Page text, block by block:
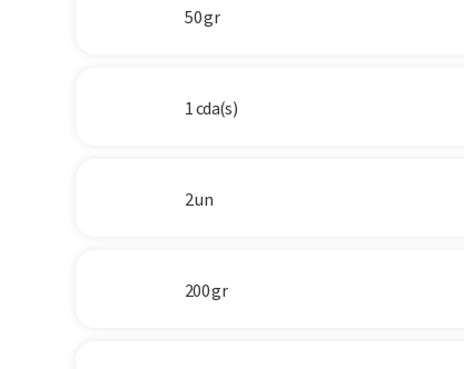
50 gr
1 cda(s)
2 un
200 gr